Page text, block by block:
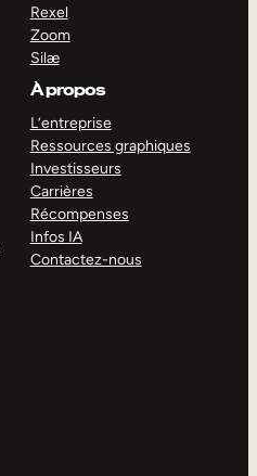
Rexel
Zoom
Silæ
À propos
L’entreprise
Ressources graphiques
Investisseurs
Carrières
Récompenses
Infos IA
Contactez-nous